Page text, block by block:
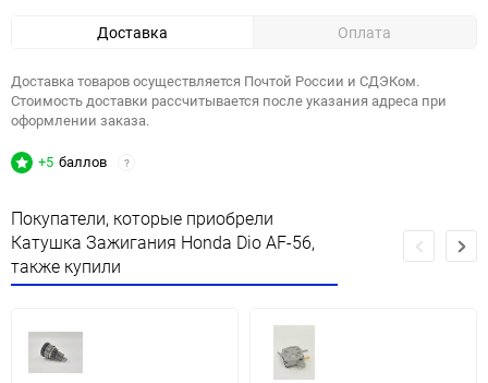
Доставка Оплата
Доставка товаров осуществляется Почтой России и СДЭКом.
Стоимость доставки рассчитывается после указания адреса при
оформлении заказа.
+5 баллов ?
Покупатели, которые приобрели
Катушка Зажигания Honda Dio AF-56,
также купили